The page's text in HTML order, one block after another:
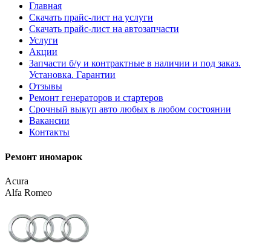
Главная
Скачать прайс-лист на услуги
Скачать прайс-лист на автозапчасти
Услуги
Акции
Запчасти б/у и контрактные в наличии и под заказ.
Установка. Гарантии
Отзывы
Ремонт генераторов и стартеров
Cрочный выкуп авто любых в любом состоянии
Вакансии
Контакты
Ремонт иномарок
Acura
Alfa Romeo